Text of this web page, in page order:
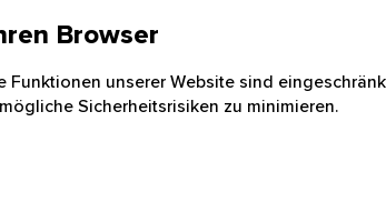
Browser
Funktionen unserer Website sind
Sicherheitsrisiken zu minimieren.